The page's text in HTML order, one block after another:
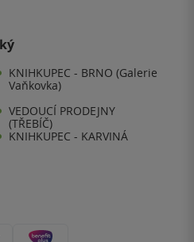
KNIHKUPEC - BRNO (Galerie
Vaňkovka)
VEDOUCÍ PRODEJNY
(TŘEBÍČ)
KNIHKUPEC - KARVINÁ